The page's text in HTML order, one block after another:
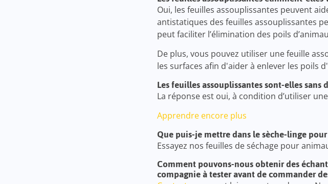
Oui, les feuilles assouplissantes peuvent
antistatiques des feuilles assouplissantes
peut faciliter l’élimination des poils
De plus, vous pouvez utiliser une feuille
les surfaces afin d'aider à enlever les poils
Les feuilles assouplissantes sont-elles
La réponse est oui, à condition d’utiliser
Apprendre encore plus
Que puis-je mettre dans le sèche-linge
Essayez nos feuilles de séchage pour
Comment pouvons-nous obtenir des
compagnie à tester avant de commander